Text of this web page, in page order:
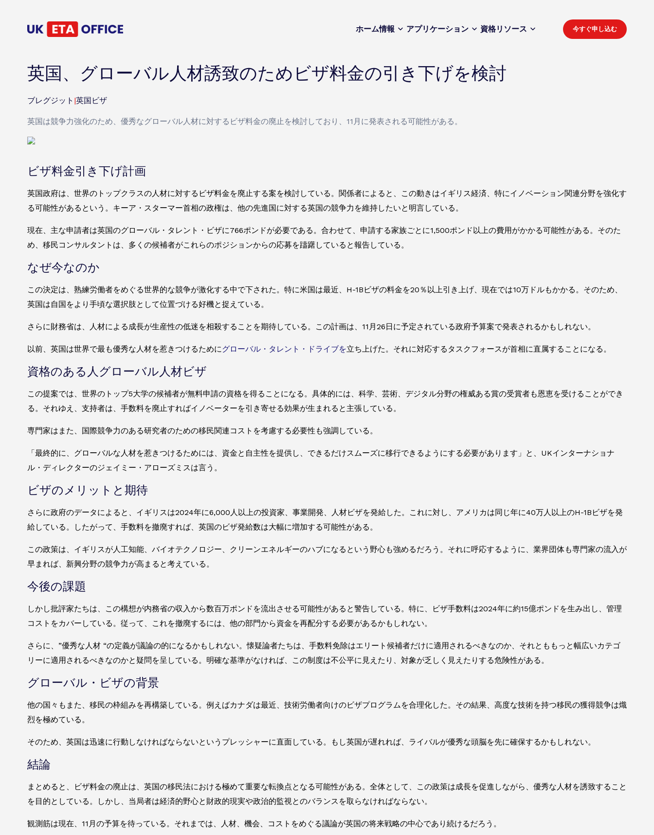
ホーム情報 アプリケーション 資格リソース 今すぐ申し込む
英国、グローバル人材誘致のためビザ料金の引き下げを検討
ブレグジット |英国ビザ
英国は競争力強化のため、優秀なグローバル人材に対するビザ料金の廃止を検討しており、11月に発表される可能性がある。
ビザ料金引き下げ計画
英国政府は、世界のトップクラスの人材に対するビザ料金を廃止する案を検討している。関係者によると、この動きはイギリス経済、特にイノベーション関連分野を強化す
る可能性があるという。キーア・スターマー首相の政権は、他の先進国に対する英国の競争力を維持したいと明言している。
現在、主な申請者は英国のグローバル・タレント・ビザに766ポンドが必要である。合わせて、申請する家族ごとに1,500ポンド以上の費用がかかる可能性がある。そのた
め、移民コンサルタントは、多くの候補者がこれらのポジションからの応募を躊躇していると報告している。
なぜ今なのか
この決定は、熟練労働者をめぐる世界的な競争が激化する中で下された。特に米国は最近、H-1Bビザの料金を20％以上引き上げ、現在では10万ドルもかかる。そのため、
英国は自国をより手頃な選択肢として位置づける好機と捉えている。
さらに財務省は、人材による成長が生産性の低迷を相殺することを期待している。この計画は、11月26日に予定されている政府予算案で発表されるかもしれない。
以前、英国は世界で最も優秀な人材を惹きつけるためにグローバル・タレント・ドライブを立ち上げた。それに対応するタスクフォースが首相に直属することになる。
資格のある人グローバル人材ビザ
この提案では、世界のトップ5大学の候補者が無料申請の資格を得ることになる。具体的には、科学、芸術、デジタル分野の権威ある賞の受賞者も恩恵を受けることができ
る。それゆえ、支持者は、手数料を廃止すればイノベーターを引き寄せる効果が生まれると主張している。
専門家はまた、国際競争力のある研究者のための移民関連コストを考慮する必要性も強調している。
「最終的に、グローバルな人材を惹きつけるためには、資金と自主性を提供し、できるだけスムーズに移行できるようにする必要があります」と、UKインターナショナ
ル・ディレクターのジェイミー・アローズミスは言う。
ビザのメリットと期待
さらに政府のデータによると、イギリスは2024年に6,000人以上の投資家、事業開発、人材ビザを発給した。これに対し、アメリカは同じ年に40万人以上のH-1Bビザを発
給している。したがって、手数料を撤廃すれば、英国のビザ発給数は大幅に増加する可能性がある。
この政策は、イギリスが人工知能、バイオテクノロジー、クリーンエネルギーのハブになるという野心も強めるだろう。それに呼応するように、業界団体も専門家の流入が
早まれば、新興分野の競争力が高まると考えている。
今後の課題
しかし批評家たちは、この構想が内務省の収入から数百万ポンドを流出させる可能性があると警告している。特に、ビザ手数料は2024年に約15億ポンドを生み出し、管理
コストをカバーしている。従って、これを撤廃するには、他の部門から資金を再配分する必要があるかもしれない。
さらに、”優秀な人材 “の定義が議論の的になるかもしれない。懐疑論者たちは、手数料免除はエリート候補者だけに適用されるべきなのか、それとももっと幅広いカテゴ
リーに適用されるべきなのかと疑問を呈している。明確な基準がなければ、この制度は不公平に見えたり、対象が乏しく見えたりする危険性がある。
グローバル・ビザの背景
他の国々もまた、移民の枠組みを再構築している。例えばカナダは最近、技術労働者向けのビザプログラムを合理化した。その結果、高度な技術を持つ移民の獲得競争は熾
烈を極めている。
そのため、英国は迅速に行動しなければならないというプレッシャーに直面している。もし英国が遅れれば、ライバルが優秀な頭脳を先に確保するかもしれない。
結論
まとめると、ビザ料金の廃止は、英国の移民法における極めて重要な転換点となる可能性がある。全体として、この政策は成長を促進しながら、優秀な人材を誘致すること
を目的としている。しかし、当局者は経済的野心と財政的現実や政治的監視とのバランスを取らなければならない。
観測筋は現在、11月の予算を待っている。それまでは、人材、機会、コストをめぐる議論が英国の将来戦略の中心であり続けるだろう。